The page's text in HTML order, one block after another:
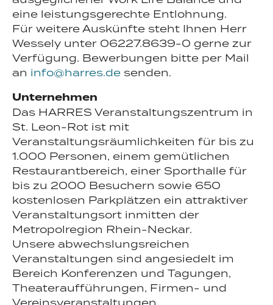
Harres Jobs Jobdetail
eine leistungsgerechte Entlohnung.
Für weitere Auskünfte steht Ihnen Herr
Wessely unter 06227.8639-0 gerne zur
Verfügung. Bewerbungen bitte per Mail
an info@harres.de senden.
Unternehmen
Das HARRES Veranstaltungszentrum in
St. Leon-Rot ist mit
Veranstaltungsräumlichkeiten für bis zu
1.000 Personen, einem gemütlichen
Restaurantbereich, einer Sporthalle für
bis zu 2000 Besuchern sowie 650
kostenlosen Parkplätzen ein attraktiver
Veranstaltungsort inmitten der
Metropolregion Rhein-Neckar.
Unsere abwechslungsreichen
Veranstaltungen sind angesiedelt im
Bereich Konferenzen und Tagungen,
Theateraufführungen, Firmen- und